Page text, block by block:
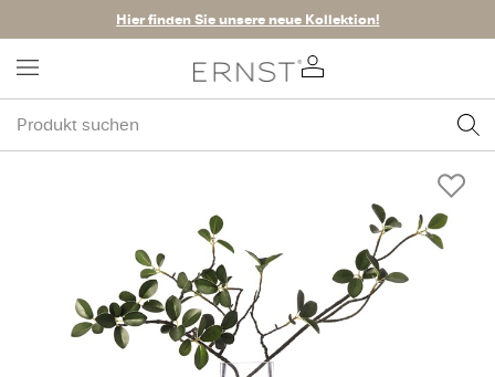
Hier finden Sie unsere neue Kollektion!